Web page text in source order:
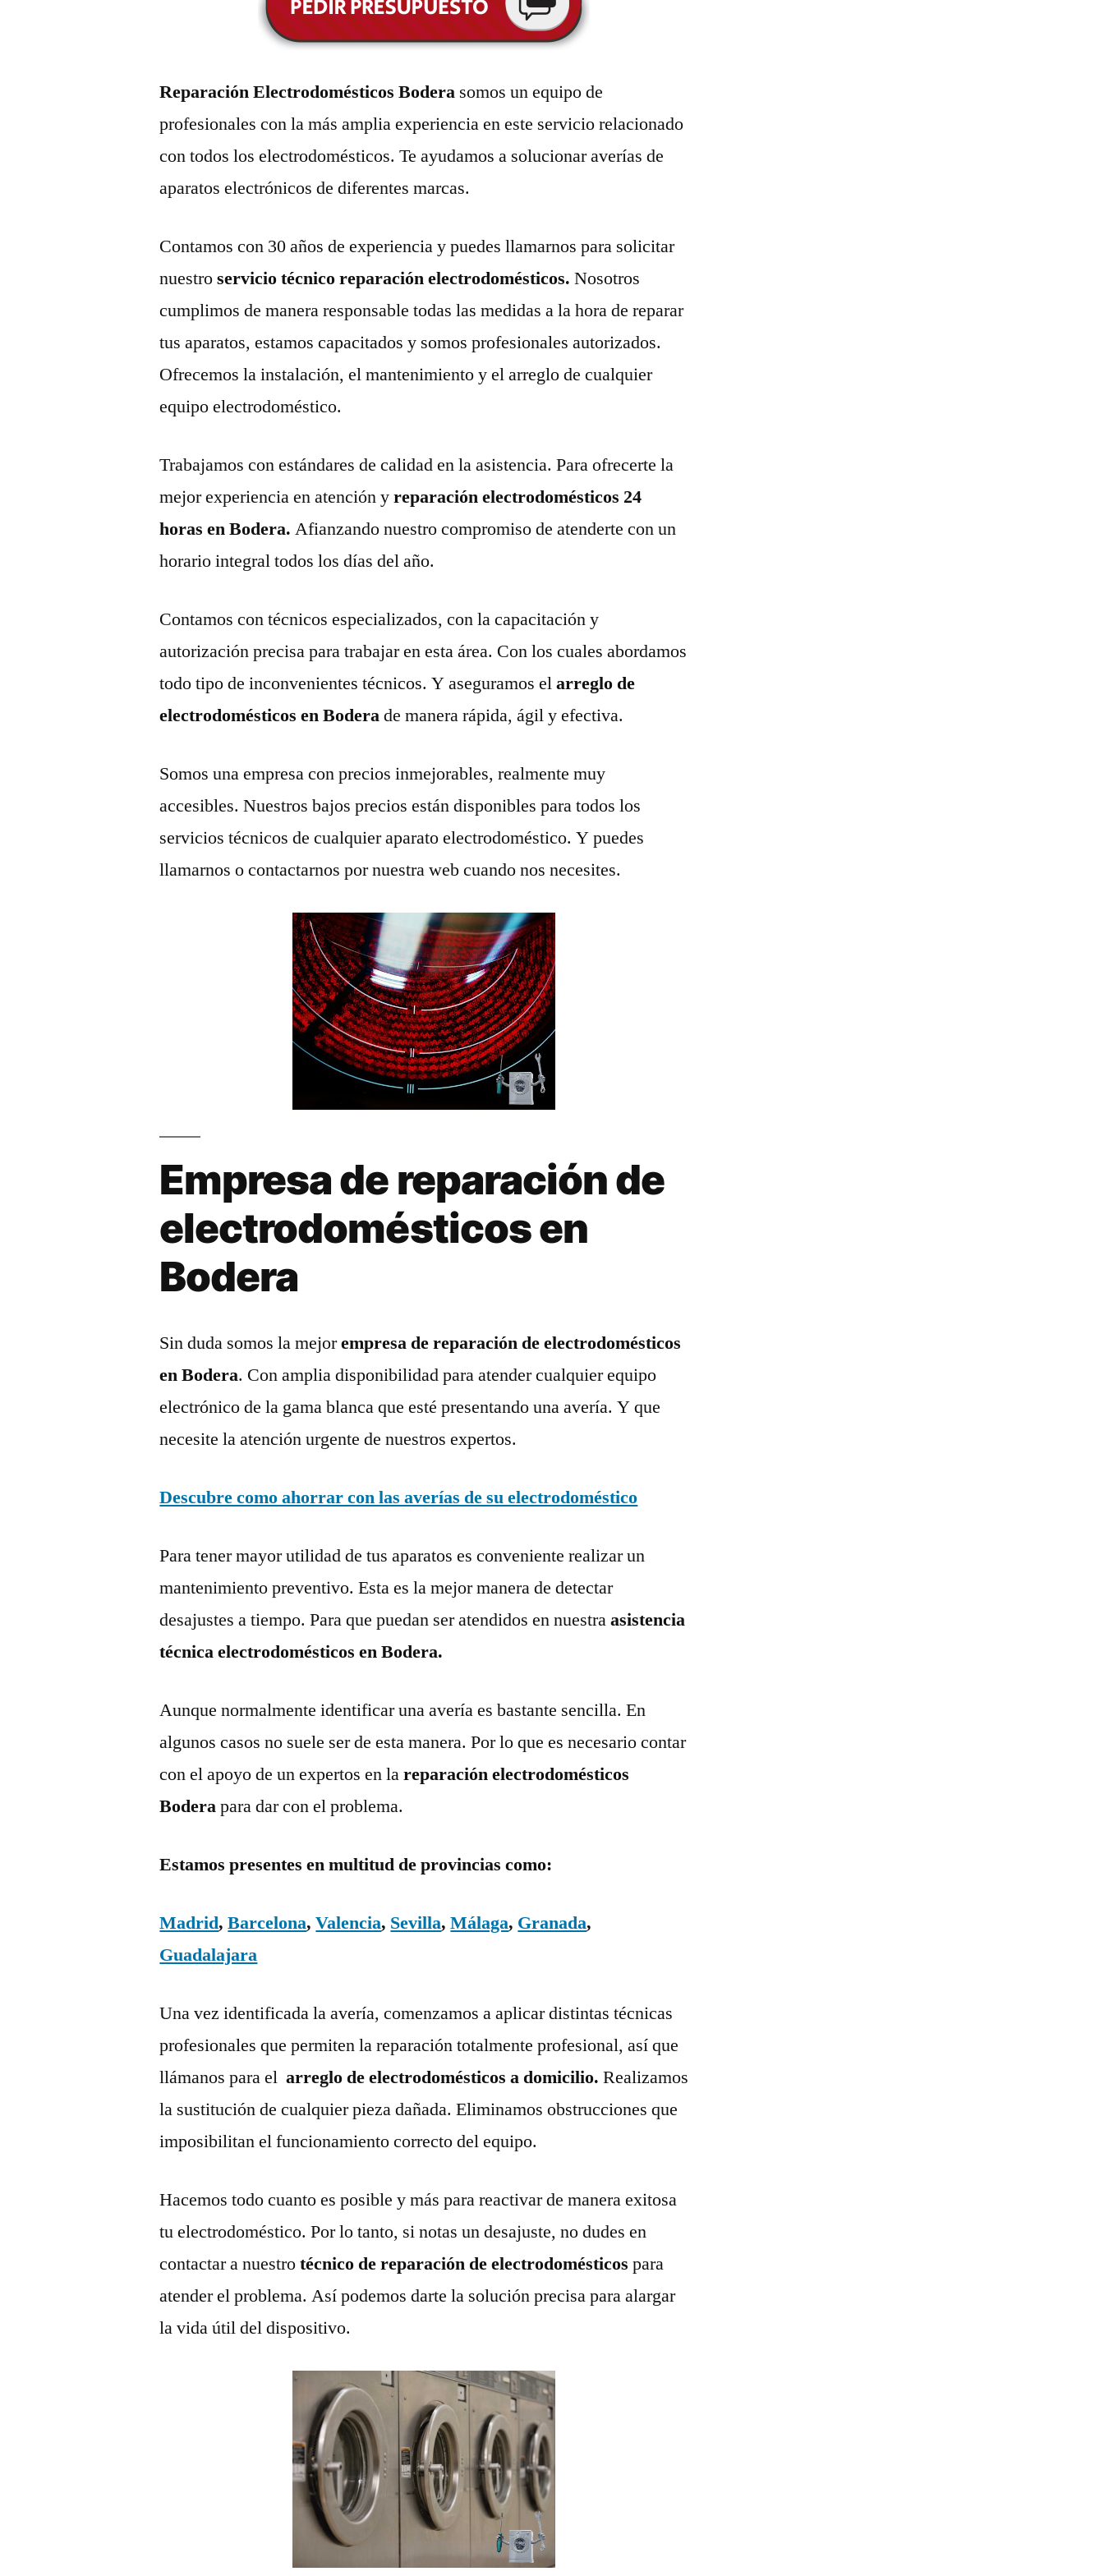
Reparación Electrodomésticos Bodera somos un equipo de
profesionales con la más amplia experiencia en este servicio relacionado
con todos los electrodomésticos. Te ayudamos a solucionar averías de
aparatos electrónicos de diferentes marcas.
Contamos con 30 años de experiencia y puedes llamarnos para solicitar
nuestroservicio técnico reparación electrodomésticos.Nosotros
cumplimos de manera responsable todas las medidas a la hora de reparar
tus aparatos, estamos capacitados y somos profesionales autorizados.
Ofrecemos la instalación, el mantenimiento y el arreglo de cualquier
equipo electrodoméstico.
Trabajamos con estándares de calidad en la asistencia. Para ofrecerte la
mejor experiencia en atención yreparación electrodomésticos 24
horas en Bodera.Afianzando nuestro compromiso de atenderte con un
horario integral todos los días del año.
Contamos con técnicos especializados, con la capacitación y
autorización precisa para trabajar en esta área. Con los cuales abordamos
todo tipo de inconvenientes técnicos. Y aseguramos elarreglo de
electrodomésticos en Boderade manera rápida, ágil y efectiva.
Somos una empresa con precios inmejorables, realmente muy
accesibles. Nuestros bajos precios están disponibles para todos los
servicios técnicos de cualquier aparato electrodoméstico. Y puedes
llamarnos o contactarnos por nuestra web cuando nos necesites.
Empresa de reparación de
electrodomésticos en
Bodera
Sin duda somos la mejorempresa de reparación de electrodomésticos
en Bodera. Con amplia disponibilidad para atender cualquier equipo
electrónico de la gama blanca que esté presentando una avería. Y que
necesite la atención urgente de nuestros expertos.
Descubre como ahorrar con las averías de su electrodoméstico
Para tener mayor utilidad de tus aparatos es conveniente realizar un
mantenimiento preventivo. Esta es la mejor manera de detectar
desajustes a tiempo. Para que puedan ser atendidos en nuestraasistencia
técnica electrodomésticos en Bodera.
Aunque normalmente identificar una avería es bastante sencilla. En
algunos casos no suele ser de esta manera. Por lo que es necesario contar
con el apoyo de un expertos en lareparación electrodomésticos
Boderapara dar con el problema.
Estamos presentes en multitud de provincias como:
Madrid,Barcelona,Valencia, Sevilla,Málaga, Granada,
Guadalajara
Una vez identificada la avería, comenzamos a aplicar distintas técnicas
profesionales que permiten la reparación totalmente profesional, así que
llámanos para el arreglo de electrodomésticos a domicilio.Realizamos
la sustitución de cualquier pieza dañada. Eliminamos obstrucciones que
imposibilitan el funcionamiento correcto del equipo.
Hacemos todo cuanto es posible y más para reactivar de manera exitosa
tu electrodoméstico. Por lo tanto, si notas un desajuste, no dudes en
contactar a nuestrotécnico de reparación de electrodomésticospara
atender el problema. Así podemos darte la solución precisa para alargar
la vida útil del dispositivo.